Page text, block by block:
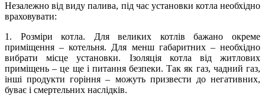
Незалежно від виду палива, під час установки котла необхідно
враховувати:
1. Розміри котла. Для великих котлів бажано окреме
приміщення – котельня. Для менш габаритних – необхідно
вибрати місце установки. Ізоляція котла від житлових
приміщень – це ще і питання безпеки. Так як газ, чадний газ,
інші продукти горіння – можуть призвести до негативних,
буває і смертельних наслідків.